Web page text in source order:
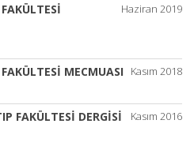
Haziran 2019
Kasım 2018
MECMUASI
Kasım 2016
FAKÜLTESİ DERGİSİ